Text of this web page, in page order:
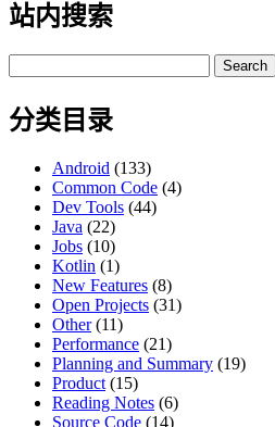
站内搜索
for:
分类目录
Android (133)
Common Code (4)
Dev Tools (44)
Java (22)
Jobs (10)
Kotlin (1)
New Features (8)
Open Projects (31)
Other(11)
Performance (21)
Planning and Summary (19)
Product (15)
Reading Notes (6)
Source Code (14)